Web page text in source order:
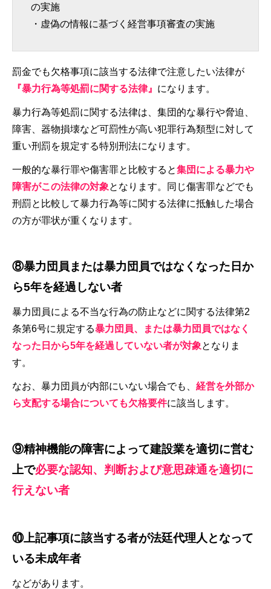
の実施
・虚偽の情報に基づく経営事項審査の実施
罰金でも欠格事項に該当する法律で注意したい法律が
『暴力行為等処罰に関する法律』 になります。
暴力行為等処罰に関する法律は、集団的な暴行や脅迫、
障害、器物損壊など可罰性が高い犯罪行為類型に対して
重い刑罰を規定する特別刑法になります。
一般的な暴行罪や傷害罪と比較すると集団による暴力や
障害がこの法律の対象となります。同じ傷害罪などでも
刑罰と比較して暴力行為等に関する法律に抵触した場合
の方が罪状が重くなります。
⑧暴力団員または暴力団員ではなくなった日か
ら5年を経過しない者
暴力団員による不当な行為の防止などに関する法律第2
条第6号に規定する暴力団員、または暴力団員ではなく
なった日から5年を経過していない者が対象となりま
す。
なお、暴力団員が内部にいない場合でも、 経営を外部か
ら支配する場合についても欠格要件に該当します。
⑨精神機能の障害によって建設業を適切に営む
上で必要な認知、判断および意思疎通を適切に
行えない者
⑩上記事項に該当する者が法廷代理人となって
いる未成年者
などがあります。